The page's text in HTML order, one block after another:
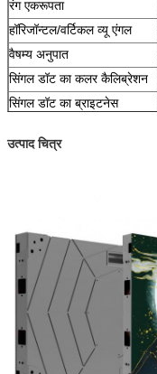
रंग एकरूपता
हॉरिजॉन्टल/वर्टिकल व्यू एंगल
वैषम्य अनुपात
सिंगल डॉट का कलर कैलिब्रेशन
सिंगल डॉट का ब्राइटनेस
उत्पाद चित्र